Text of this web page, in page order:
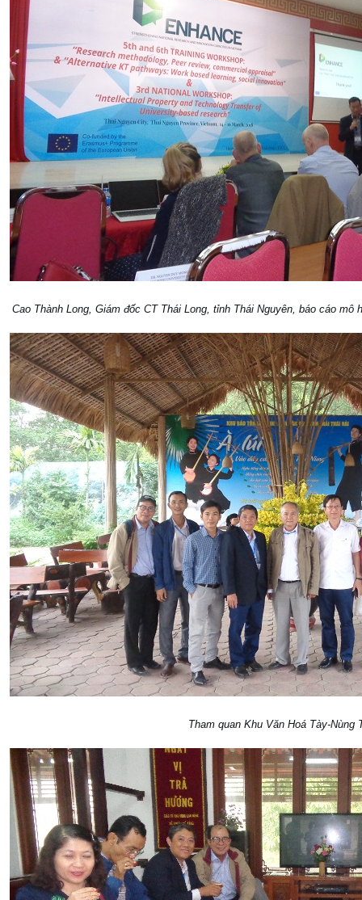
Cao Thành Long, Giám đốc CT Thái Long, tỉnh Thái Nguyên, báo cáo
Tham quan Khu Văn Hoá Tày-Nùng